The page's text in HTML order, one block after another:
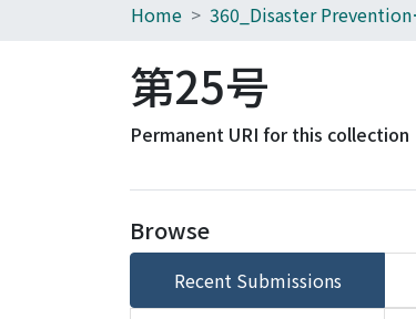
Home
第25号
Permanent URI for this collection
Browse
Recent Submissions